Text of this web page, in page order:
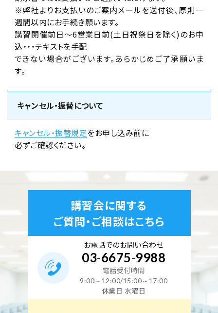
※弊社よりお支払いのご案内メールを送付後、原則一
週間以内にお手続き願います。
講習開催前日～6営業日前(土日祝祭日を除く)のお申
込・・・テキストを手配
できない場合がございます。あらかじめご了承願いま
す。
キャンセル・振替について
キャンセル・振替規定をお申し込み前に
必ずご確認ください。
講習会に関する
ご質問・ご相談はこちら
お電話でのお問い合わせ
03-6675-9988
電話受付時間
9:00～12:00/15:00～17:00
休業日 水曜日